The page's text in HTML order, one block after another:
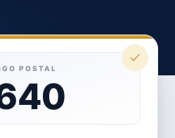
POSTAL